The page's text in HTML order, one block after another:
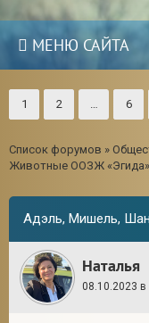
МЕНЮ САЙТА
1 2 … 6
Список форумов »
Животные ООЗЖ «Эгида»
Адэль, Мишель,
Наталья
08.10.2023 в